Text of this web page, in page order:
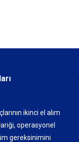
ikinci el alım
operasyonel
gereksinimini